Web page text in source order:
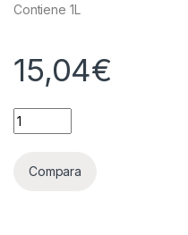
Contiene 1L
15,04€
CANNA TERRA FLORES - 1L
Compara